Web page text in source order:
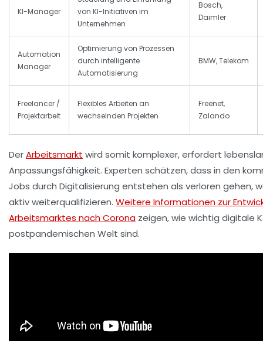
KI-Manager
von KI-Initiativen im
Unternehmen
Bosch,
Daimler
Automation
Manager
Optimierung von Prozessen
durch intelligente
Automatisierung
BMW, Telekom
Freelancer /
Projektarbeit
Flexibles Arbeiten an
wechselnden Projekten
Freenet,
Zalando
DerArbeitsmarkt wird somit komplexer, erfordert
Anpassungsfähigkeit. Experten schätzen, dass in den
Jobs durch Digitalisierung entstehen als verloren gehen,
aktiv weiterqualifizieren. Weitere Informationen zur
Arbeitsmarktes nach Corona zeigen, wie wichtig digitale
postpandemischen Welt sind.